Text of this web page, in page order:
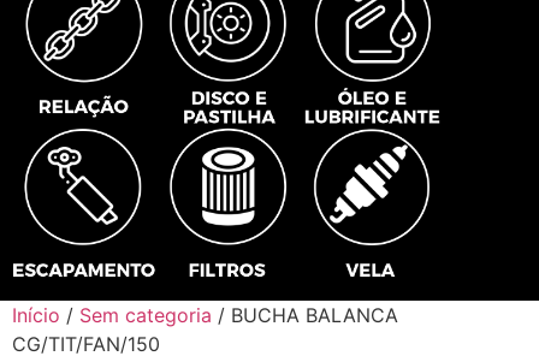
Início / Sem categoria / BUCHA BALANCA
CG/TIT/FAN/150